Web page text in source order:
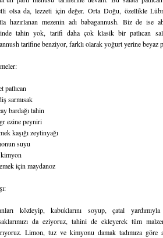
olsa da, lezzeti için değer. Orta Doğu, özellikle
hazırlanan mezenin adı babagannush. Biz de ise
tahin yok, tarifi daha çok klasik bir patlıcan
tarifine benziyor, farklı olarak yoğurt yerine
patlıcan
sarmısak
bardağı tahin
ezine peyniri
kaşığı zeytinyağı
suyu
için maydanoz
közleyip, kabuklarını soyup, çatal
da eziyoruz, tahini de ekleyerek tüm
Limon, tuz ve kimyonu damak tadımıza